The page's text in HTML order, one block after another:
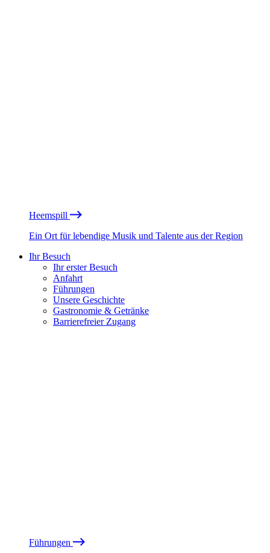
Heemspill
Ein Ort für lebendige Musik und Talente aus der Region
Ihr Besuch
Ihr erster Besuch
Anfahrt
Führungen
Unsere Geschichte
Gastronomie & Getränke
Barrierefreier Zugang
Führungen